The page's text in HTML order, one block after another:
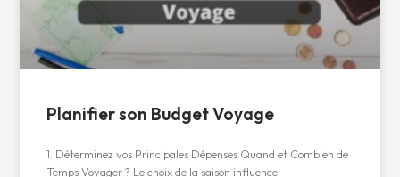
Planifier son Budget Voyage
1. Déterminez vos Principales Dépenses Quand et Combien de
Temps Voyager ? Le choix de la saison influence